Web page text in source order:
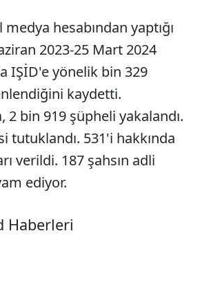
hesabından yaptığı
2023-25 Mart 2024
IŞİD'e yönelik bin 329
kaydetti.
2 bin 919 şüpheli yakalandı.
tutuklandı. 531'i hakkında
verildi. 187 şahsın adli
ediyor.
Haberleri